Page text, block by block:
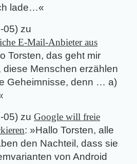
lade…«
05) zu
E-Mail-Anbieter aus
Torsten, das geht mir
diese Menschen erzählen
Geheimnisse, denn … a)
05) zu Google will freie
: »Hallo Torsten, alle
den Nachteil, dass sie
von Android